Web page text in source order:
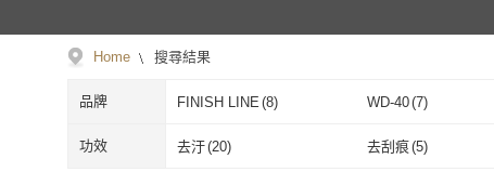
Home 搜尋結果
品牌 FINISH LINE (8) WD-40(7)
DYNAMIC SPODIN 司伯汀
FINISH LINE WD-40
功效 去汙(20) 去刮痕(5)